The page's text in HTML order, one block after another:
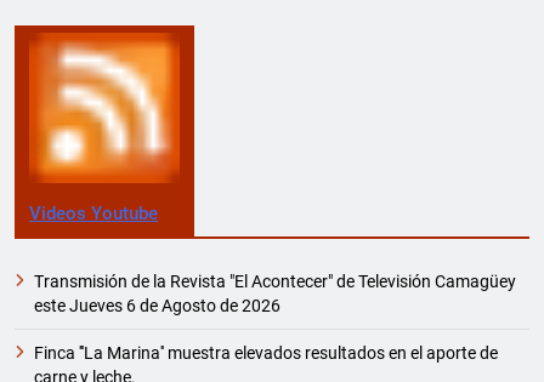
Videos Youtube
Transmisión de la Revista "El Acontecer" de Televisión Camagüey
este Jueves 6 de Agosto de 2026
Finca '''La Marina'' muestra elevados resultados en el aporte de
carne y leche.